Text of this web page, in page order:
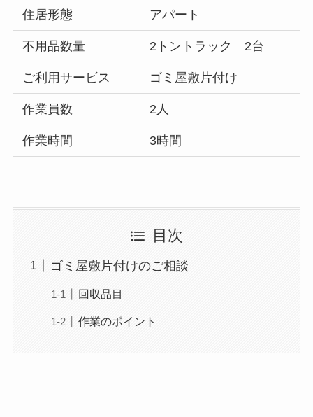
住居形態 アパート
不用品数量 2トントラック 2台
ご利用サービス ゴミ屋敷片付け
作業員数 2人
作業時間 3時間
目次
ゴミ屋敷片付けのご相談
回収品目
作業のポイント